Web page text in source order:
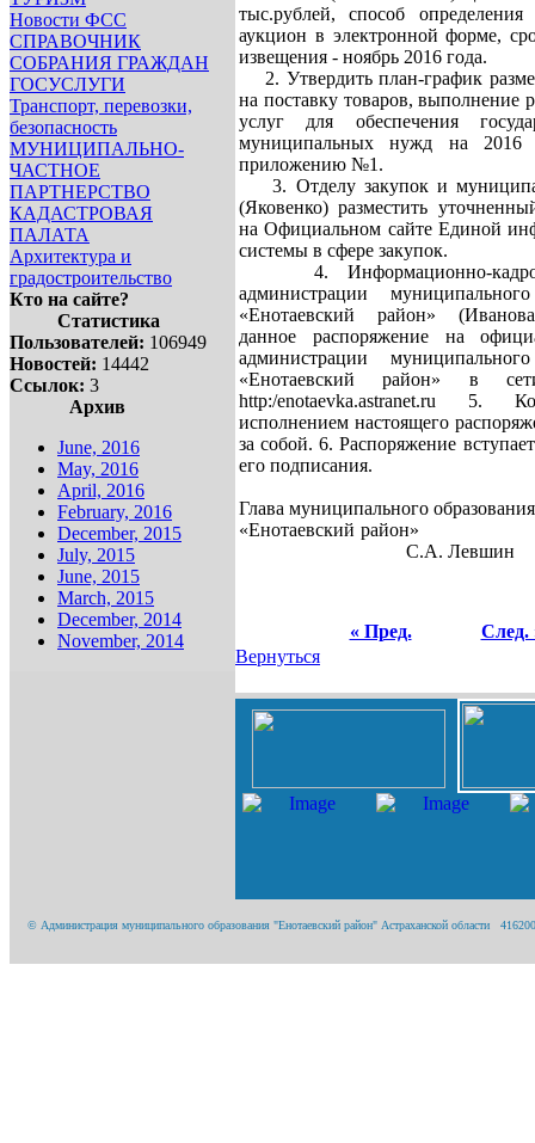
Новости ФСС
СПРАВОЧНИК
СОБРАНИЯ ГРАЖДАН
ГОСУСЛУГИ
Транспорт, перевозки,
безопасность
МУНИЦИПАЛЬНО-
ЧАСТНОЕ
ПАРТНЕРСТВО
КАДАСТРОВАЯ
ПАЛАТА
Архитектура и
градостроительство
Кто на сайте?
Статистика
Пользователей: 106949
Новостей: 14442
Ссылок: 3
Архив
June, 2016
May, 2016
April, 2016
February, 2016
December, 2015
July, 2015
June, 2015
March, 2015
December, 2014
November, 2014
тыс.рублей, способ
аукцион в электронной форме,
извещения - ноябрь 2016 года.
2. Утвердить план-график
на поставку товаров, выполнение
услуг для обеспечения
муниципальных нужд на 2016
приложению №1.
3. Отделу закупок и
(Яковенко) разместить
на Официальном сайте Единой
системы в сфере закупок.
4. Информационно-
администрации
«Енотаевский район»
данное распоряжение на
администрации
«Енотаевский район» в
http:/enotaevka.astranet.ru 5.
исполнением настоящего
за собой. 6. Распоряжение
его подписания.
Глава муниципального образования
«Енотаевский
С.А. Левшин
« Пред.
След.
Вернуться
© Администрация муниципального образования "Енотаевский район" Астраханской области